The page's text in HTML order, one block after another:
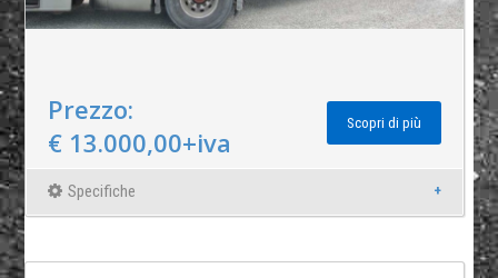
Prezzo:
€ 13.000,00+iva
Scopri di più
Specifiche